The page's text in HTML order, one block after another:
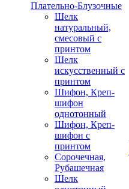
Плательно-Блузочные
Шелк
натуральный,
смесовый с
принтом
Шелк
искусственный с
принтом
Шифон, Креп-
шифон
однотонный
Шифон, Креп-
шифон с
принтом
Сорочечная,
Рубашечная
Шелк